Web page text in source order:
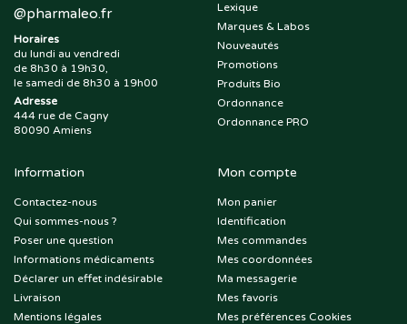
@pharmaleo.fr
Horaires
du lundi au vendredi
de 8h30 à 19h30,
le samedi de 8h30 à 19h00
Adresse
444 rue de Cagny
80090 Amiens
Lexique
Marques & Labos
Nouveautés
Promotions
Produits Bio
Ordonnance
Ordonnance PRO
Information
Contactez-nous
Qui sommes-nous ?
Poser une question
Informations médicaments
Déclarer un effet indésirable
Livraison
Mentions légales
Mon compte
Mon panier
Identification
Mes commandes
Mes coordonnées
Ma messagerie
Mes favoris
Mes préférences Cookies